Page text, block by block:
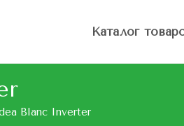
Каталог
Blanc Inverter